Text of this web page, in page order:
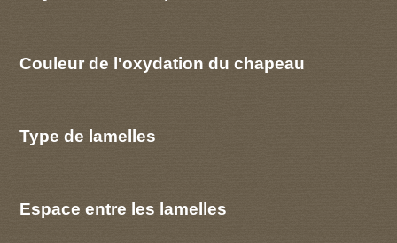
Couleur de l'oxydation du chapeau
Type de lamelles
Espace entre les lamelles